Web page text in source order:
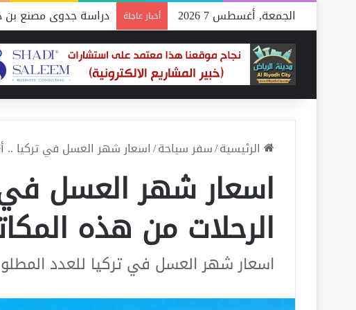
الجمعة, أغسطس 7 2026 أخبار عاجلة دراسة جدوى مصنع شحوم
الرئيسية/سفر سياحة/اسعار شهر العسل في تركيا ..
اسعار شهر العسل في
الرحلات من هذه
اسعار شهر العسل في تركيا للعدد